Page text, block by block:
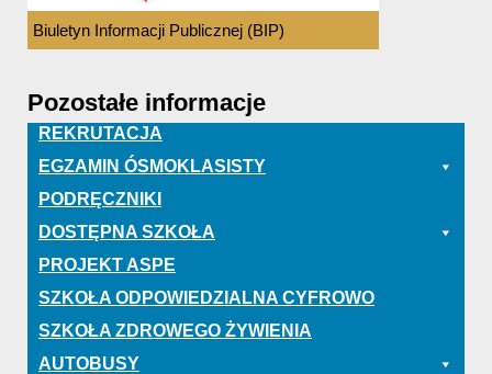
Biuletyn Informacji Publicznej (BIP)
Pozostałe informacje
REKRUTACJA
EGZAMIN ÓSMOKLASISTY
PODRĘCZNIKI
DOSTĘPNA SZKOŁA
PROJEKT ASPE
SZKOŁA ODPOWIEDZIALNA CYFROWO
SZKOŁA ZDROWEGO ŻYWIENIA
AUTOBUSY